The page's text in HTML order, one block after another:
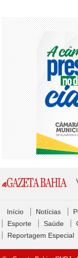
Início Notícias
Esporte
Saúde
Reportagem Especial